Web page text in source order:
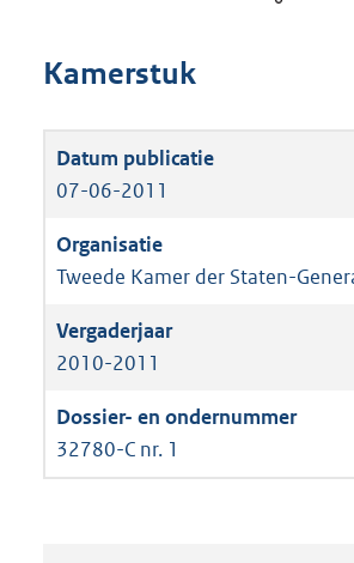
Kamerstuk
07-06-2011
Tweede Kamer der Staten-
2010-2011
32780-C nr. 1